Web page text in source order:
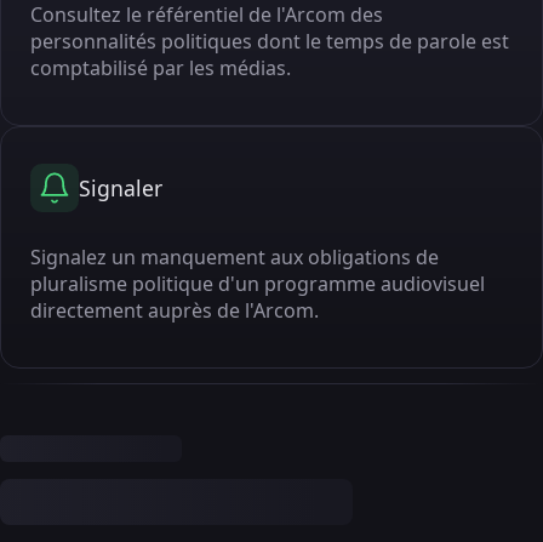
Consultez le référentiel de l'Arcom des
personnalités politiques dont le temps de parole est
comptabilisé par les médias.
Signaler
Signalez un manquement aux obligations de
pluralisme politique d'un programme audiovisuel
directement auprès de l'Arcom.